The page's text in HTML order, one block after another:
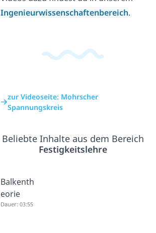
Ingenieurwissenschaftenbereich.
zur Videoseite: Mohrscher
Spannungskreis
Beliebte Inhalte aus dem Bereich
Festigkeitslehre
Balkenth
eorie
Dauer: 03:55